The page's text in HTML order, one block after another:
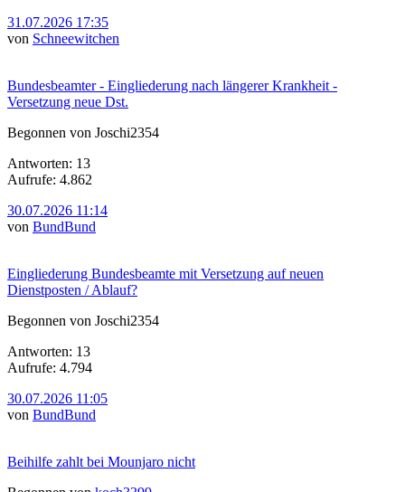
31.07.2026 17:35
von Schneewitchen
Bundesbeamter - Eingliederung nach längerer Krankheit -
Versetzung neue Dst.
Begonnen von Joschi2354
Antworten: 13
Aufrufe: 4.862
30.07.2026 11:14
von BundBund
Eingliederung Bundesbeamte mit Versetzung auf neuen
Dienstposten / Ablauf?
Begonnen von Joschi2354
Antworten: 13
Aufrufe: 4.794
30.07.2026 11:05
von BundBund
Beihilfe zahlt bei Mounjaro nicht